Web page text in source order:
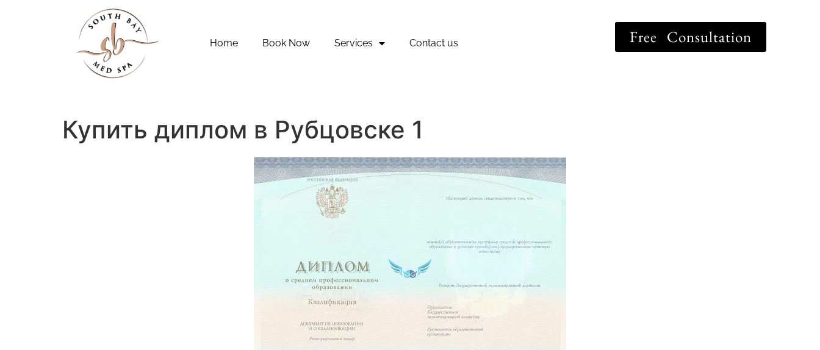
Home Book Now Services Contact us Free Consultation
Купить диплом в Рубцовске 1